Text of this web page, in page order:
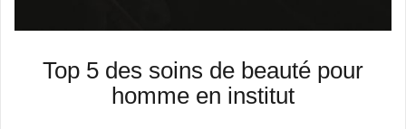
Top 5 des soins de beauté pour
homme en institut